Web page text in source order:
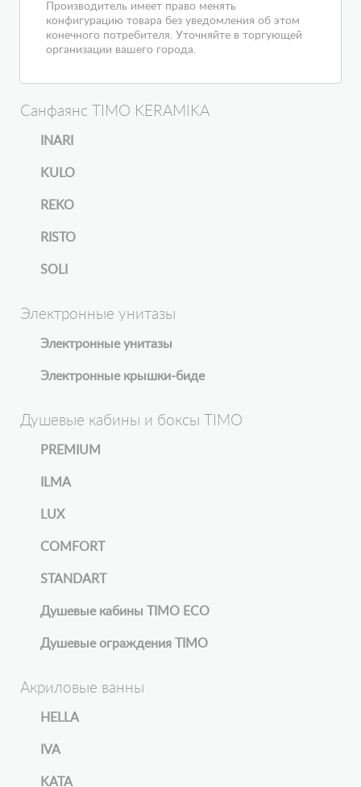
Производитель имеет право менять
конфигурацию товара без уведомления об этом
конечного потребителя. Уточняйте в торгующей
организации вашего города.
Санфаянс TIMO KERAMIKA
INARI
KULO
REKO
RISTO
SOLI
Электронные унитазы
Электронные унитазы
Электронные крышки-биде
Душевые кабины и боксы TIMO
PREMIUM
ILMA
LUX
COMFORT
STANDART
Душевые кабины TIMO ECO
Душевые ограждения TIMO
Акриловые ванны
HELLA
IVA
KATA